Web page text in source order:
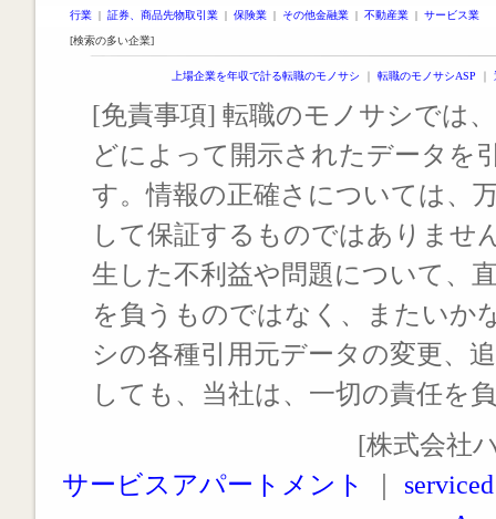
行業 | 証券、商品先物取引業 | 保険業 | その他金融業 | 不動産業 | サービス業
[検索の多い企業]
上場企業を年収で計る転職のモノサシ ｜ 転職のモノサシASP ｜
[免責事項] 転職のモノサシでは
どによって開示されたデータを
す。情報の正確さについては、
して保証するものではありませ
生した不利益や問題について、
を負うものではなく、またいか
シの各種引用元データの変更、
しても、当社は、一切の責任を
[株式会社
サービスアパートメント